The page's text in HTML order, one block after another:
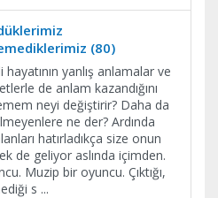
(80)
hayatının yanlış anlamalar ve
de anlam kazandığını
neyi değiştirir? Daha da
ne der? Ardında
hatırladıkça size onun
de geliyor aslında içimden.
Muzip bir oyuncu. Çıktığı,
s ...